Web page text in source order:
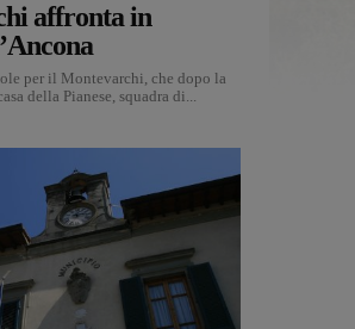
affronta in
per il Montevarchi, che dopo la
della Pianese, squadra di...